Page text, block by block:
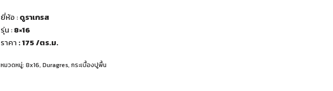
ยี่ห้อ :ดูราเกรส
รุ่น :8×16
ราคา : 175/ตร.ม.
หมวดหมู่: 8x16, Duragres, กระเบื้องปูพื้น